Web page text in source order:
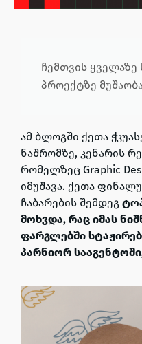
ჩემთვის
პროექტზე
ამ ბლოგში ქეთა
ნაშრომზე, კენარის
რომელზეც Graphic
იმუშავა. ქეთა
ჩაბარების შემდეგ
მოხვდა, რაც იმას
ფარგლებში
პარნიორ